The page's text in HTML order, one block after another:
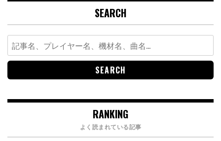
SEARCH
Search
for:
RANKING
よく読まれている記事